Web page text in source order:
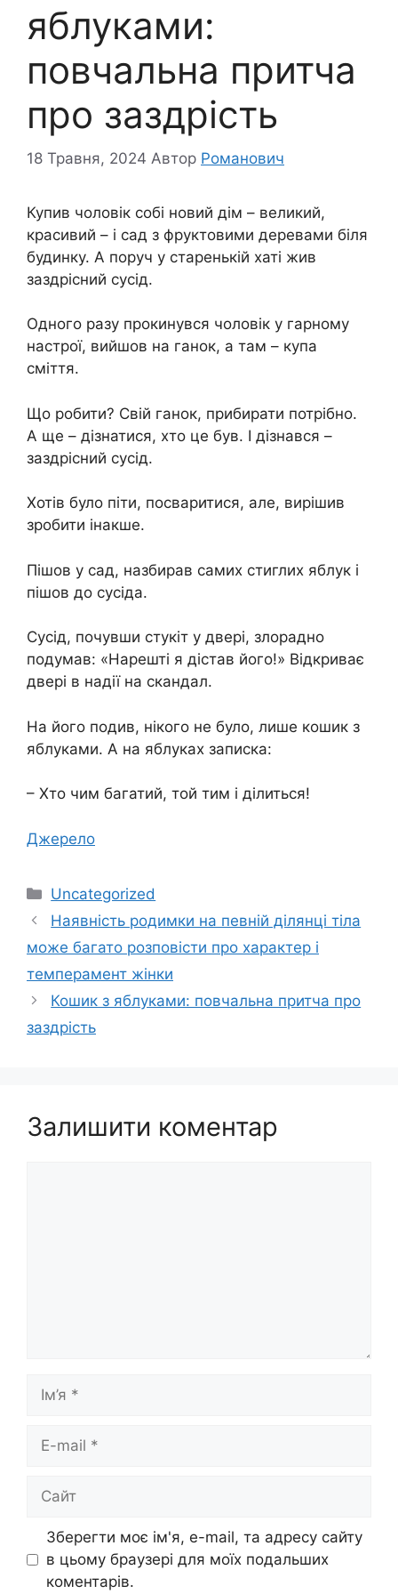
яблуками:
повчальна притча
про заздрість
18 Травня, 2024 Автор Романович
Купив чоловік собі новий дім – великий,
красивий – і сад з фруктовими деревами біля
будинку. А поруч у старенькій хаті жив
заздрісний сусід.
Одного разу прокинувся чоловік у гарному
настрої, вийшов на ганок, а там – купа
сміття.
Що робити? Свій ганок, прибирати потрібно.
А ще – дізнатися, хто це був. І дізнався –
заздрісний сусід.
Хотів було піти, посваритися, але, вирішив
зробити інакше.
Пішов у сад, назбирав самих стиглих яблук і
пішов до сусіда.
Сусід, почувши стукіт у двері, злорадно
подумав: «Нарешті я дістав його!» Відкриває
двері в надії на скандал.
На його подив, нікого не було, лише кошик з
яблуками. А на яблуках записка:
– Хто чим багатий, той тим і ділиться!
Джерело
Категорії
Uncategorized
Наявність родимки на певній ділянці тіла
може багато розповісти про характер і
темперамент жінки
Кошик з яблуками: повчальна притча про
заздрість
Залишити коментар
mail
Зберегти моє ім'я, e-mail, та адресу сайту
в цьому браузері для моїх подальших
коментарів.